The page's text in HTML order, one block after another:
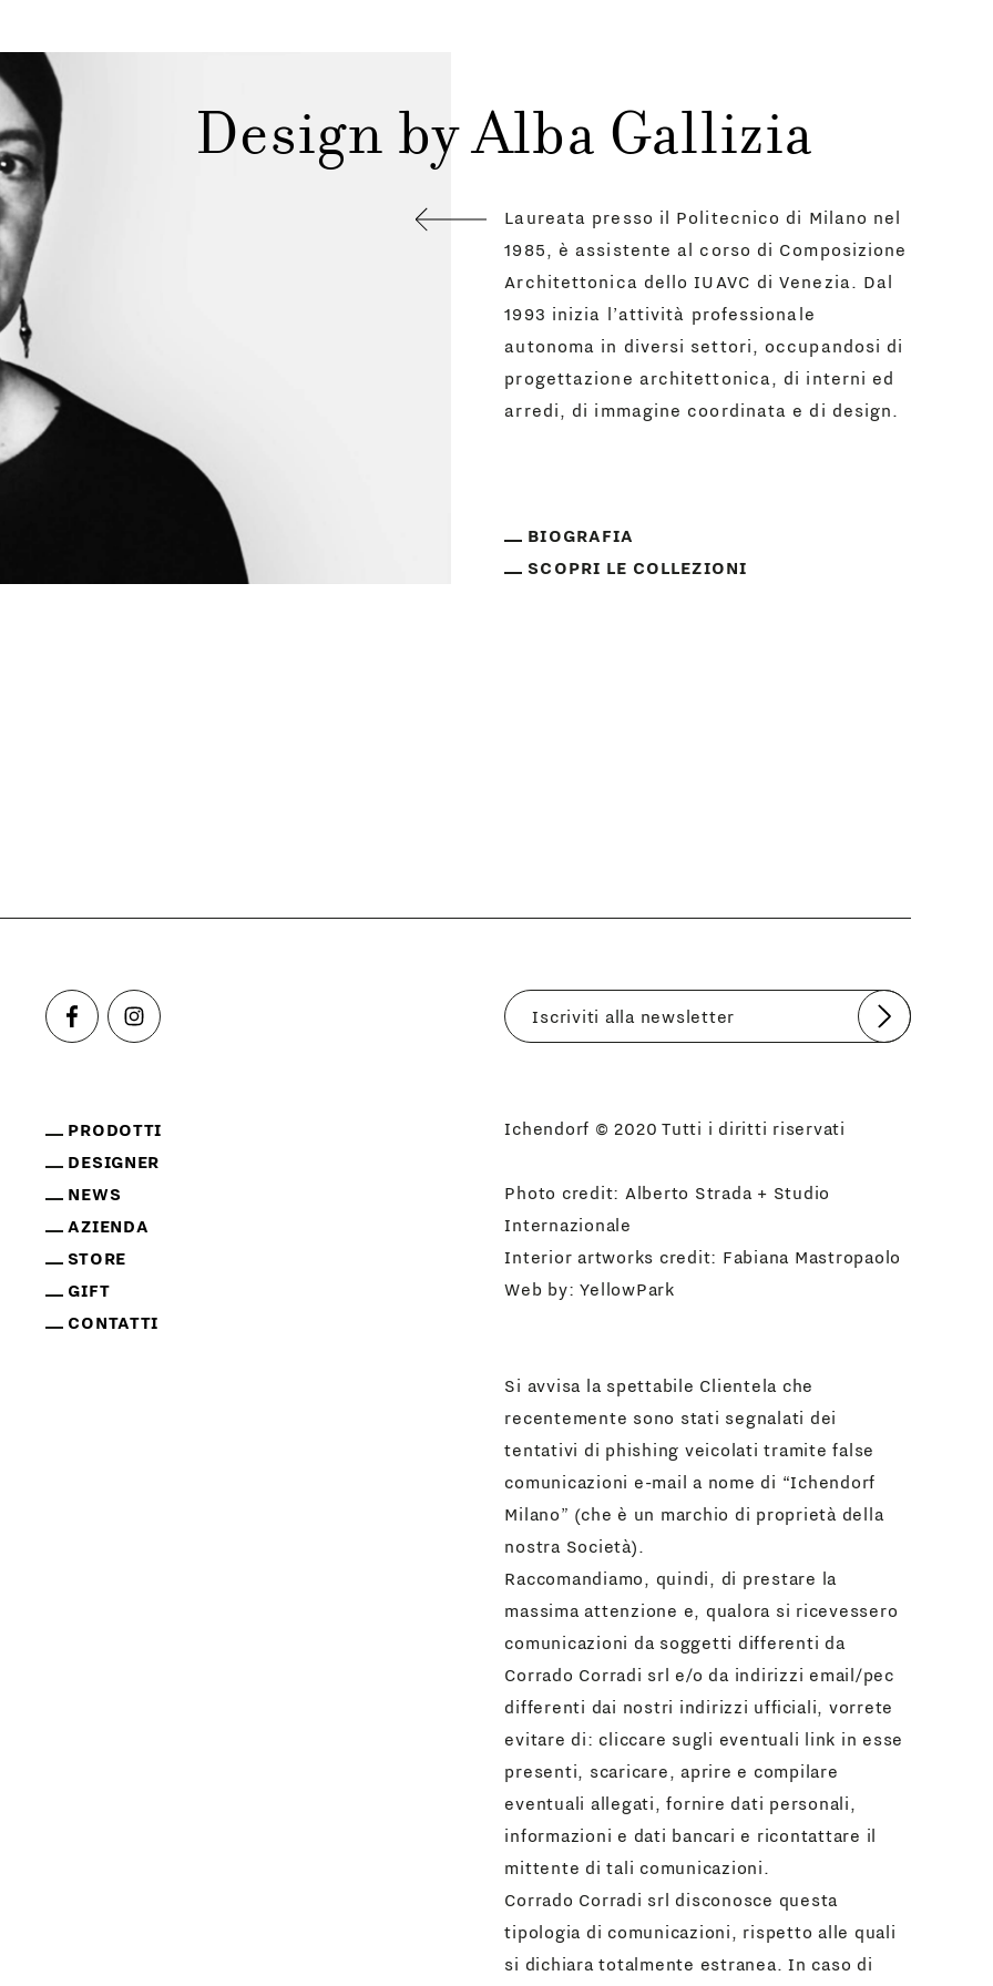
Design by Alba Gallizia
Laureata presso il Politecnico di Milano nel
1985, è assistente al corso di Composizione
Architettonica dello IUAVC di Venezia. Dal
1993 inizia l’attività professionale
autonoma in diversi settori, occupandosi di
progettazione architettonica, di interni ed
arredi, di immagine coordinata e di design.
BIOGRAFIA
SCOPRI LE COLLEZIONI
PRODOTTI
DESIGNER
NEWS
AZIENDA
STORE
GIFT
CONTATTI
Invia
Ichendorf © 2020 Tutti i diritti riservati
Photo credit: Alberto Strada + Studio
Internazionale
Interior artworks credit: Fabiana Mastropaolo
Web by:YellowPark
Si avvisa la spettabile Clientela che
recentemente sono stati segnalati dei
tentativi di phishing veicolati tramite false
comunicazioni e-mail a nome di “Ichendorf
Milano” (che è un marchio di proprietà della
nostra Società).
Raccomandiamo, quindi, di prestare la
massima attenzione e, qualora si ricevessero
comunicazioni da soggetti differenti da
Corrado Corradi srl e/o da indirizzi email/pec
differenti dai nostri indirizzi ufficiali, vorrete
evitare di: cliccare sugli eventuali link in esse
presenti, scaricare, aprire e compilare
eventuali allegati, fornire dati personali,
informazioni e dati bancari e ricontattare il
mittente di tali comunicazioni.
Corrado Corradi srl disconosce questa
tipologia di comunicazioni, rispetto alle quali
si dichiara totalmente estranea. In caso di